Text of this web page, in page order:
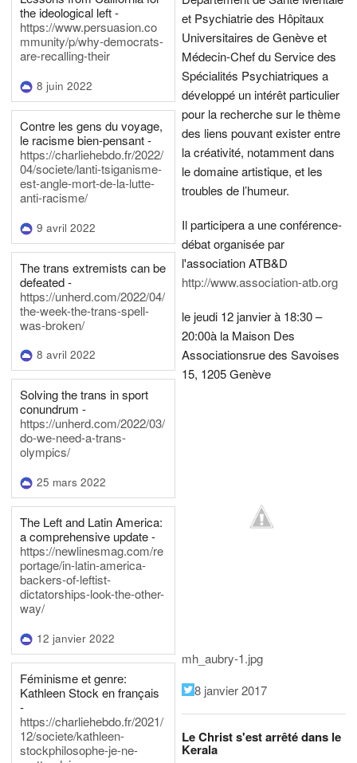
the ideological left -
https://www.persuasion.co
mmunity/p/why-democrats-
are-recalling-their
8 juin 2022
Contre les gens du voyage,
le racisme bien-pensant -
https://charliehebdo.fr/2022/
04/societe/lanti-tsiganisme-
est-angle-mort-de-la-lutte-
anti-racisme/
9 avril 2022
The trans extremists can be
defeated -
https://unherd.com/2022/04/
the-week-the-trans-spell-
was-broken/
8 avril 2022
Solving the trans in sport
conundrum -
https://unherd.com/2022/03/
do-we-need-a-trans-
olympics/
25 mars 2022
The Left and Latin America:
a comprehensive update -
https://newlinesmag.com/re
portage/in-latin-america-
backers-of-leftist-
dictatorships-look-the-other-
way/
12 janvier 2022
Féminisme et genre:
Kathleen Stock en français
-
https://charliehebdo.fr/2021/
12/societe/kathleen-
stockphilosophe-je-ne-
et Psychiatrie des Hôpitaux
Universitaires de Genève et
Médecin-Chef du Service des
Spécialités Psychiatriques a
développé un intérêt particulier
pour la recherche sur le thème
des liens pouvant exister entre
la créativité, notamment dans
le domaine artistique, et les
troubles de l’humeur.
Il participera a une conférence-
débat organisée par
l'association ATB&D
http://www.association-atb.org
le jeudi 12 janvier à 18:30 –
20:00à la Maison Des
Associationsrue des Savoises
15, 1205 Genève
mh_aubry-1.jpg
8 janvier 2017
Le Christ s'est arrêté dans le
Kerala